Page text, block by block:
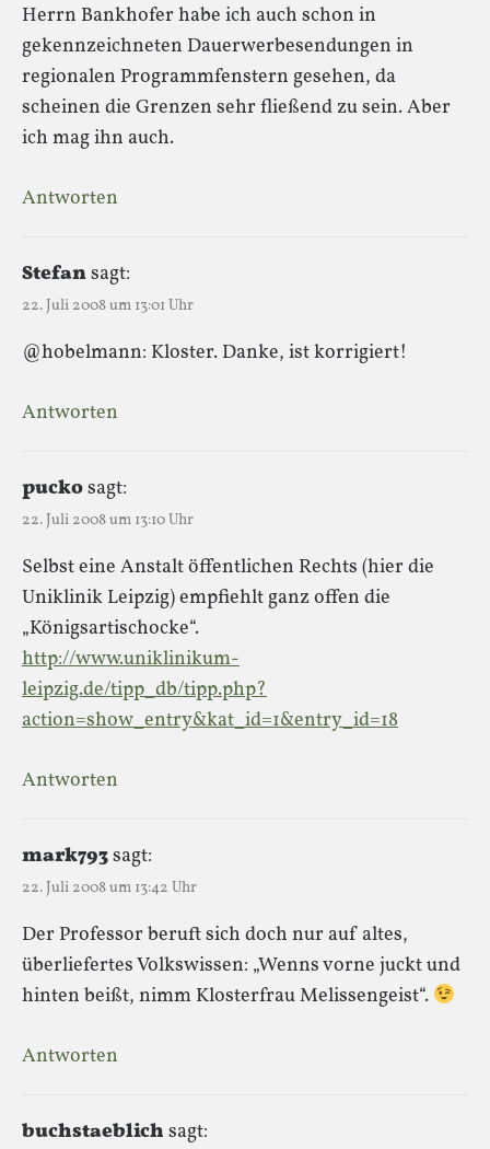
Herrn Bankhofer habe ich auch schon in
gekennzeichneten Dauerwerbesendungen in
regionalen Programmfenstern gesehen, da
scheinen die Grenzen sehr fließend zu sein. Aber
ich mag ihn auch.
Antworten
Stefansagt:
22. Juli 2008 um 13:01 Uhr
@hobelmann: Kloster. Danke, ist korrigiert!
Antworten
puckosagt:
22. Juli 2008 um 13:10 Uhr
Selbst eine Anstalt öffentlichen Rechts (hier die
Uniklinik Leipzig) empfiehlt ganz offen die
„Königsartischocke“.
http://www.uniklinikum-
leipzig.de/tipp_db/tipp.php?
action=show_entry&kat_id=1&entry_id=18
Antworten
mark793sagt:
22. Juli 2008 um 13:42 Uhr
Der Professor beruft sich doch nur auf altes,
überliefertes Volkswissen: „Wenns vorne juckt und
hinten beißt, nimm Klosterfrau Melissengeist“.
Antworten
buchstaeblich sagt: